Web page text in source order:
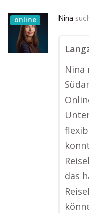
online Nina
Nina
das